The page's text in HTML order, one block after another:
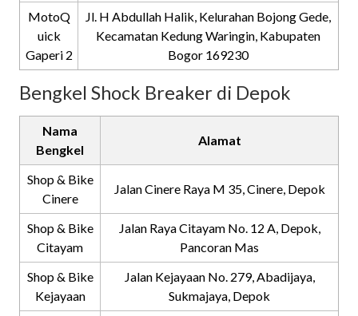
MotoQ
uick
Gaperi 2
Jl. H Abdullah Halik, Kelurahan Bojong Gede,
Kecamatan Kedung Waringin, Kabupaten
Bogor 169230
Bengkel Shock Breaker di Depok
Nama
Bengkel
Alamat
Shop & Bike
Cinere
Jalan Cinere Raya M 35, Cinere, Depok
Shop & Bike
Citayam
Jalan Raya Citayam No. 12 A, Depok,
Pancoran Mas
Shop & Bike
Kejayaan
Jalan Kejayaan No. 279, Abadijaya,
Sukmajaya, Depok